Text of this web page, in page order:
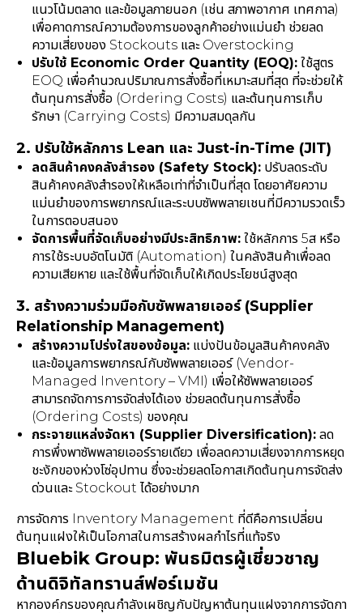
แนวโน้มตลาด และข้อมูลภายนอก (เช่น สภาพอากาศ เทศกาล)
เพื่อคาดการณ์ความต้องการของลูกค้าอย่างแม่นยำ ช่วยลด
ความเสี่ยงของ Stockouts และ Overstocking
ปรับใช้ Economic Order Quantity (EOQ): ใช้สูตร
EOQ เพื่อคำนวณปริมาณการสั่งซื้อที่เหมาะสมที่สุด ที่จะช่วยให้
ต้นทุนการสั่งซื้อ (Ordering Costs) และต้นทุนการเก็บ
รักษา (Carrying Costs) มีความสมดุลกัน
2. ปรับใช้หลักการ Lean และ Just-in-Time (JIT)
ลดสินค้าคงคลังสำรอง (Safety Stock): ปรับลดระดับ
สินค้าคงคลังสำรองให้เหลือเท่าที่จำเป็นที่สุด โดยอาศัยความ
แม่นยำของการพยากรณ์และระบบซัพพลายเชนที่มีความรวดเร็ว
ในการตอบสนอง
จัดการพื้นที่จัดเก็บอย่างมีประสิทธิภาพ: ใช้หลักการ 5ส หรือ
การใช้ระบบอัตโนมัติ (Automation) ในคลังสินค้าเพื่อลด
ความเสียหาย และใช้พื้นที่จัดเก็บให้เกิดประโยชน์สูงสุด
3. สร้างความร่วมมือกับซัพพลายเออร์ (Supplier
Relationship Management)
สร้างความโปร่งใสของข้อมูล: แบ่งปันข้อมูลสินค้าคงคลัง
และข้อมูลการพยากรณ์กับซัพพลายเออร์ (Vendor-
Managed Inventory – VMI) เพื่อให้ซัพพลายเออร์
สามารถจัดการการจัดส่งได้เอง ช่วยลดต้นทุนการสั่งซื้อ
(Ordering Costs) ของคุณ
กระจายแหล่งจัดหา (Supplier Diversification): ลด
การพึ่งพาซัพพลายเออร์รายเดียว เพื่อลดความเสี่ยงจากการหยุด
ชะงักของห่วงโซ่อุปทาน ซึ่งจะช่วยลดโอกาสเกิดต้นทุนการจัดส่ง
ด่วนและ Stockout ได้อย่างมาก
การจัดการ Inventory Management ที่ดีคือการเปลี่ยน
ต้นทุนแฝงให้เป็นโอกาสในการสร้างผลกำไรที่แท้จริง
Bluebik Group: พันธมิตรผู้เชี่ยวชาญ
ด้านดิจิทัลทรานส์ฟอร์เมชัน
หากองค์กรของคุณกำลังเผชิญกับปัญหาต้นทุนแฝงจากการจัดกา